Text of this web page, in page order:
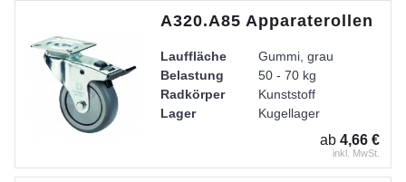
A320.A85 Apparaterollen
Lauffläche
Gummi, grau
Belastung
50 - 70 kg
Radkörper
Kunststoff
Lager
Kugellager
Gabel aus Stahlblech
ab 4,66 €
inkl. MwSt.